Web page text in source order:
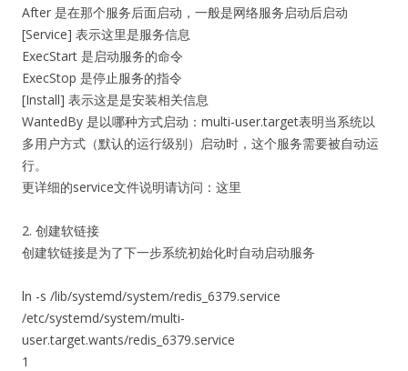
After 是在那个服务后面启动，一般是网络服务启动后启动
[Service] 表示这里是服务信息
ExecStart 是启动服务的命令
ExecStop 是停止服务的指令
[Install] 表示这是是安装相关信息
WantedBy 是以哪种方式启动：multi-user.target表明当系统以
多用户方式（默认的运行级别）启动时，这个服务需要被自动运
行。
更详细的service文件说明请访问：这里
2. 创建软链接
创建软链接是为了下一步系统初始化时自动启动服务
ln -s /lib/systemd/system/redis_6379.service
/etc/systemd/system/multi-
user.target.wants/redis_6379.service
1